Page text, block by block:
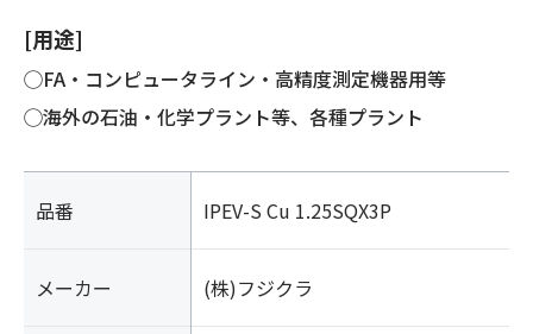
[用途]
◯FA・コンピュータライン・高精度測定機器用等
◯海外の石油・化学プラント等、各種プラント
品番 IPEV-S Cu 1.25SQX3P
メーカー (株)フジクラ